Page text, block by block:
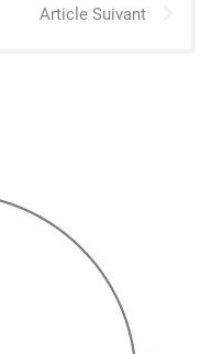
Article Suivant